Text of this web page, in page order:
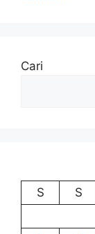
Cari
S
S